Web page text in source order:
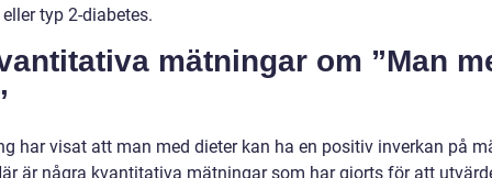
typ 2-diabetes.
mätningar om ”Man
har visat att man med dieter kan ha en positiv inverkan på
är några kvantitativa mätningar som har gjorts för att